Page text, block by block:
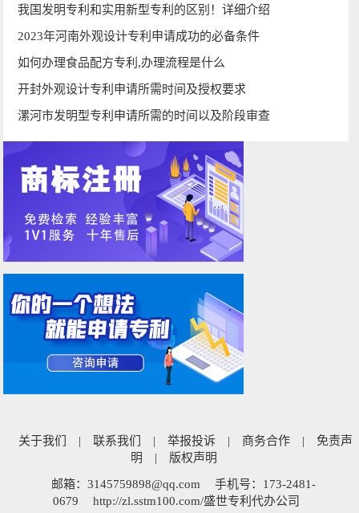
我国发明专利和实用新型专利的区别！详细介绍
2023年河南外观设计专利申请成功的必备条件
如何办理食品配方专利,办理流程是什么
开封外观设计专利申请所需时间及授权要求
漯河市发明型专利申请所需的时间以及阶段审查
关于我们 | 联系我们 | 举报投诉 | 商务合作 |
免责声
明
| 版权声明
邮箱：3145759898@qq.com
手机号：173-2481-
0679
http://zl.sstm100.com/盛世专利代办公司